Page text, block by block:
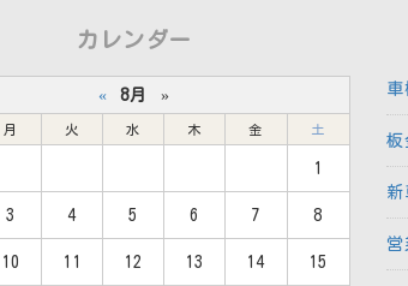
カレンダー
« 8月 »
月 火 水 木 金 土
1
3 4 5 6 7 8
10 11 12 13 14 15